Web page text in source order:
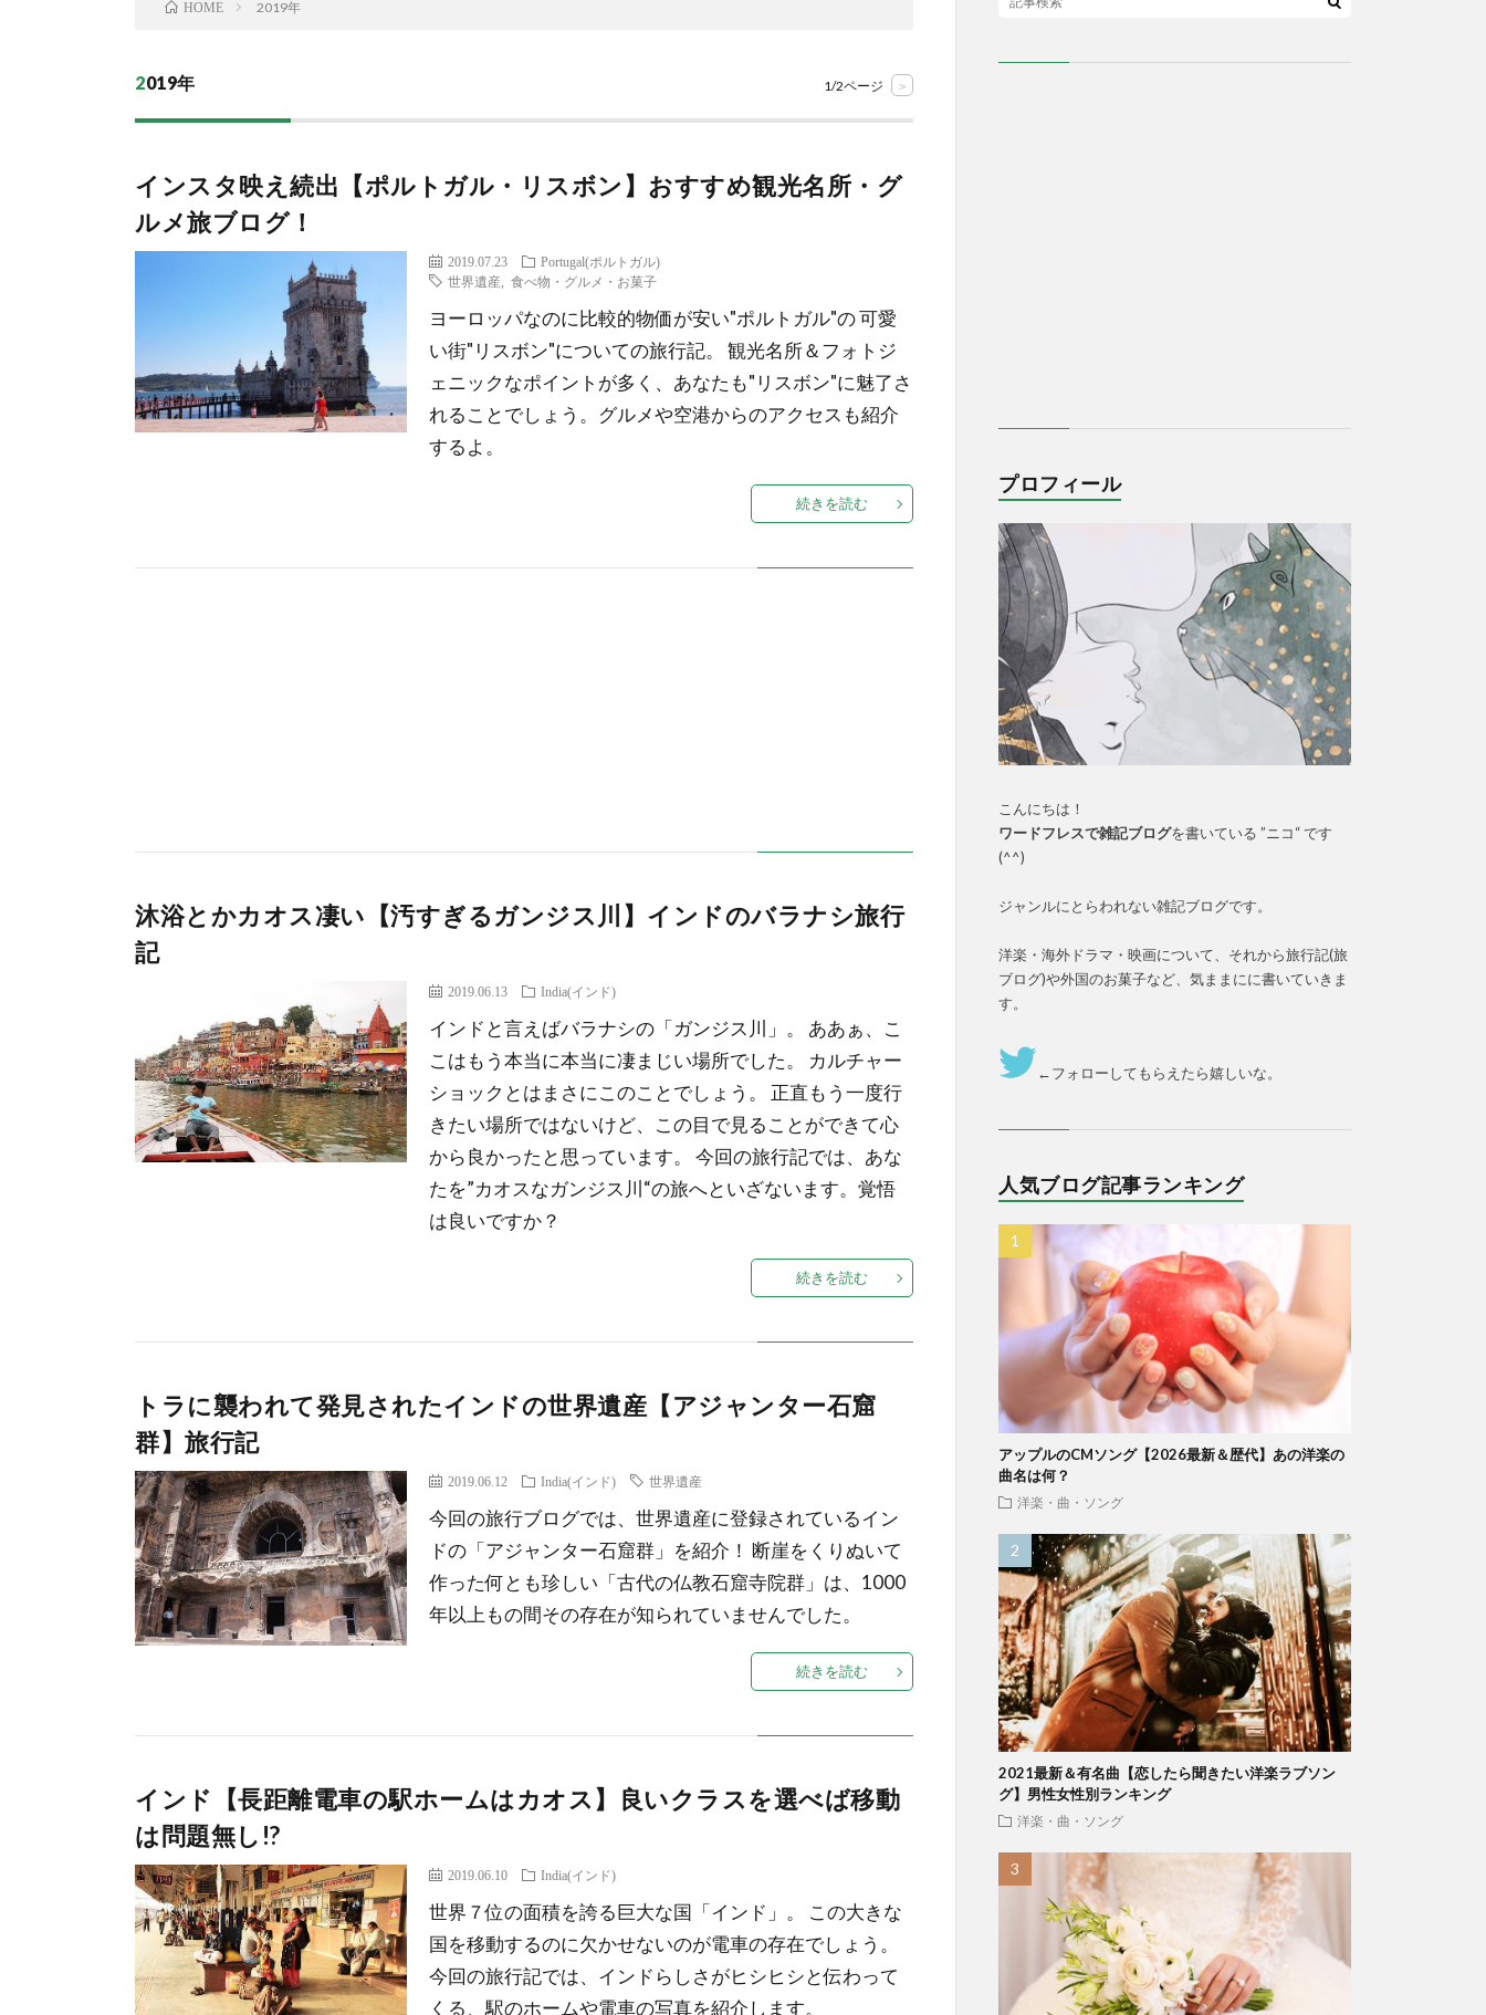
HOME 2019年
2019年 1/2ページ >
インスタ映え続出【ポルトガル・リスボン】おすすめ観光名所・グ
ルメ旅ブログ！
2019.07.23
Portugal(ポルトガル)
世界遺産 ,食べ物・グルメ・お菓子
ヨーロッパなのに比較的物価が安い"ポルトガル"の 可愛
い街"リスボン"についての旅行記。 観光名所＆フォトジ
ェニックなポイントが多く、あなたも"リスボン"に魅了さ
れることでしょう。グルメや空港からのアクセスも紹介
するよ。
続きを読む
沐浴とかカオス凄い【汚すぎるガンジス川】インドのバラナシ旅行
記
2019.06.13 India(インド)
インドと言えばバラナシの「ガンジス川」。 ああぁ、こ
こはもう本当に本当に凄まじい場所でした。 カルチャー
ショックとはまさにこのことでしょう。 正直もう一度行
きたい場所ではないけど、この目で見ることができて心
から良かったと思っています。 今回の旅行記では、あな
たを”カオスなガンジス川“の旅へといざないます。覚悟
は良いですか？
続きを読む
トラに襲われて発見されたインドの世界遺産【アジャンター石窟
群】旅行記
2019.06.12 India(インド) 世界遺産
今回の旅行ブログでは、世界遺産に登録されているイン
ドの「アジャンター石窟群」を紹介！ 断崖をくりぬいて
作った何とも珍しい「古代の仏教石窟寺院群」は、1000
年以上もの間その存在が知られていませんでした。
続きを読む
インド【長距離電車の駅ホームはカオス】良いクラスを選べば移動
は問題無し!?
2019.06.10 India(インド)
世界７位の面積を誇る巨大な国「インド」。 この大きな
国を移動するのに欠かせないのが電車の存在でしょう。
今回の旅行記では、インドらしさがヒシヒシと伝わって
くる、駅のホームや電車の写真を紹介します。
プロフィール
こんにちは！
ワードフレスで雑記ブログを書いている ”ニコ“ です
(^^)
ジャンルにとらわれない雑記ブログです。
洋楽・海外ドラマ・映画について、それから旅行記(旅
ブログ)や外国のお菓子など、気ままにに書いていきま
す。
←フォローしてもらえたら嬉しいな。
人気ブログ記事ランキング
アップルのCMソング【2026最新＆歴代】あの洋楽の
曲名は何？
洋楽・曲・ソング
2021最新＆有名曲【恋したら聞きたい洋楽ラブソン
グ】男性女性別ランキング
洋楽・曲・ソング